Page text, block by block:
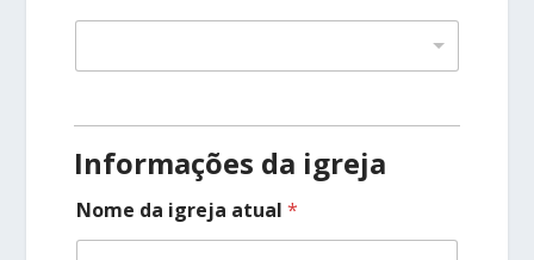
Informações da igreja
Nome da igreja atual*